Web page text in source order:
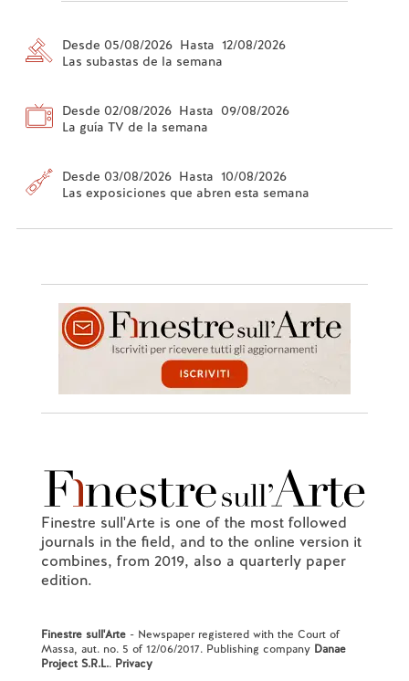
Desde 05/08/2026 Hasta 12/08/2026
Las subastas de la semana
Desde 02/08/2026 Hasta 09/08/2026
La guía TV de la semana
Desde 03/08/2026 Hasta 10/08/2026
Las exposiciones que abren esta semana
Finestre sull'Arte is one of the most followed
journals in the field, and to the online version it
combines, from 2019, also a quarterly paper
edition.
Finestre sull'Arte- Newspaper registered with the Court of
Massa, aut. no. 5 of 12/06/2017. Publishing company Danae
Project S.R.L.. Privacy